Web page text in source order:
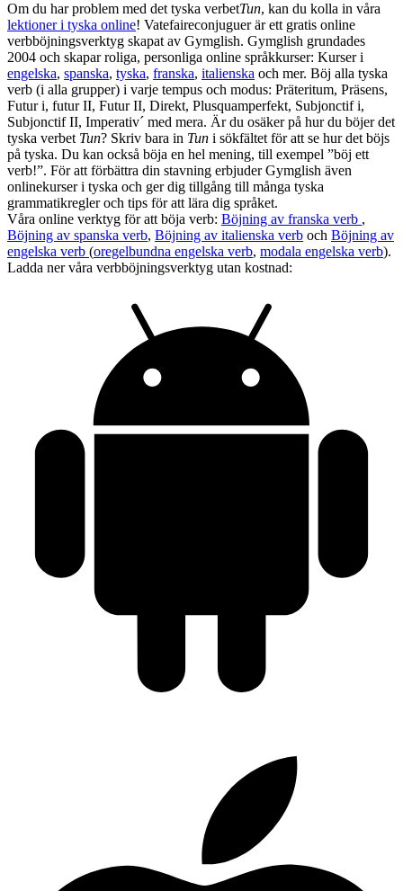
Om du har problem med det tyska verbetTun, kan du kolla in våra
lektioner i tyska online! Vatefaireconjuguer är ett gratis online
verbböjningsverktyg skapat av Gymglish. Gymglish grundades
2004 och skapar roliga, personliga online språkkurser: Kurser i
engelska, spanska, tyska, franska, italienska och mer. Böj alla tyska
verb (i alla grupper) i varje tempus och modus: Präteritum, Präsens,
Futur i, futur II, Futur II, Direkt, Plusquamperfekt, Subjonctif i,
Subjonctif II, Imperativ´ med mera. Är du osäker på hur du böjer det
tyska verbet Tun? Skriv bara in Tun i sökfältet för att se hur det böjs
på tyska. Du kan också böja en hel mening, till exempel ”böj ett
verb!”. För att förbättra din stavning erbjuder Gymglish även
onlinekurser i tyska och ger dig tillgång till många tyska
grammatikregler och tips för att lära dig språket.
Våra online verktyg för att böja verb: Böjning av franska verb ,
Böjning av spanska verb, Böjning av italienska verb och Böjning av
engelska verb (oregelbundna engelska verb, modala engelska verb).
Ladda ner våra verbböjningsverktyg utan kostnad: